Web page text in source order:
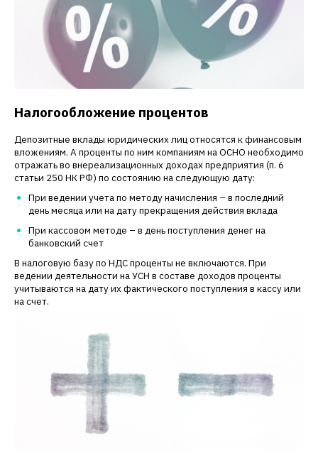
Налогообложение процентов
Депозитные вклады юридических лиц относятся к финансовым
вложениям. А проценты по ним компаниям на ОСНО необходимо
отражать во внереализационных доходах предприятия (п. 6
статьи 250 НК РФ) по состоянию на следующую дату:
При ведении учета по методу начисления – в последний
день месяца или на дату прекращения действия вклада
При кассовом методе – в день поступления денег на
банковский счет
В налоговую базу по НДС проценты не включаются. При
ведении деятельности на УСН в составе доходов проценты
учитываются на дату их фактического поступления в кассу или
на счет.